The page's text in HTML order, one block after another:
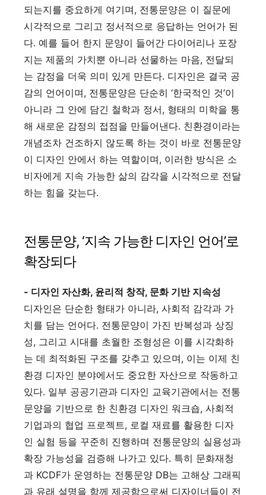
되는지를 중요하게 여기며, 전통문양은 이 질문에
시각적으로 그리고 정서적으로 응답하는 언어가 된
다. 예를 들어 한지 문양이 들어간 다이어리나 포장
지는 제품의 가치뿐 아니라 선물하는 마음, 전달되
는 감정을 더욱 의미 있게 만든다. 디자인은 결국 공
감의 언어이며, 전통문양은 단순히 ‘한국적인 것’이
아니라 그 안에 담긴 철학과 정서, 형태의 미학을 통
해 새로운 감정의 접점을 만들어낸다. 친환경이라는
개념조차 건조하지 않도록 하는 것이 바로 전통문양
이 디자인 안에서 하는 역할이며, 이러한 방식은 소
비자에게 지속 가능한 삶의 감각을 시각적으로 전달
하는 힘을 갖는다.
전통문양, ‘지속 가능한 디자인 언어’로
확장되다
- 디자인 자산화, 윤리적 창작, 문화 기반 지속성
디자인은 단순한 형태가 아니라, 사회적 감각과 가
치를 담는 언어다. 전통문양이 가진 반복성과 상징
성, 그리고 시대를 초월한 조형성은 이를 시각화하
는 데 최적화된 구조를 갖추고 있으며, 이는 이제 친
환경 디자인 분야에서도 중요한 자산으로 작동하고
있다. 일부 공공기관과 디자인 교육기관에서는 전통
문양을 기반으로 한 친환경 디자인 워크숍, 사회적
기업과의 협업 프로젝트, 로컬 재료를 활용한 디자
인 실험 등을 꾸준히 진행하며 전통문양의 실용성과
확장 가능성을 검증해 나가고 있다. 특히 문화재청
과 KCDF가 운영하는 전통문양 DB는 고해상 그래픽
과 유래 설명을 함께 제공함으로써 디자이너들이 전